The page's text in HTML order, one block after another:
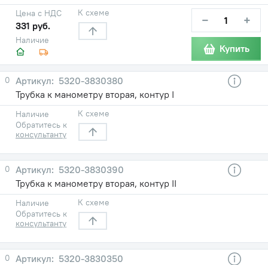
Наличие
Цена с НДС
331 руб.
К схеме − +
Купить
0
5320-3830380
Трубка к манометру вторая, контур I
Наличие
Обратитесь к
консультанту
К схеме
0
5320-3830390
Трубка к манометру вторая, контур II
Наличие
Обратитесь к
консультанту
К схеме
0
5320-3830350